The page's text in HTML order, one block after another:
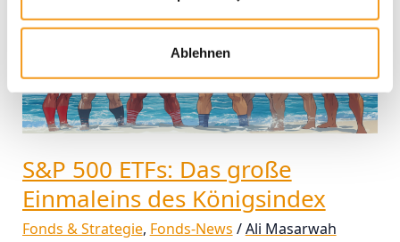
Ablehnen
S&P 500 ETFs: Das große
Einmaleins des Königsindex
Fonds & Strategie, Fonds-News /Ali Masarwah
Das
Einmaleins
des
Königsindex